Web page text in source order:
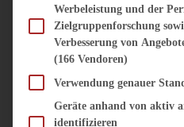
DIPS,
Werbeleistung und der
Zielgruppenforschung
Verbesserung von
(166 Vendoren)
Verwendung genauer
Geräte anhand von aktiv
identifizieren